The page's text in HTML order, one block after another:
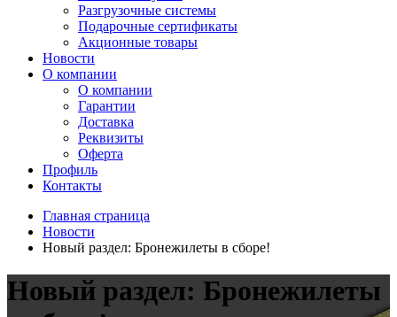
Разгрузочные системы
Подарочные сертификаты
Акционные товары
Новости
О компании
О компании
Гарантии
Доставка
Реквизиты
Оферта
Профиль
Контакты
Главная страница
Новости
Новый раздел: Бронежилеты в сборе!
Новый раздел: Бронежилеты